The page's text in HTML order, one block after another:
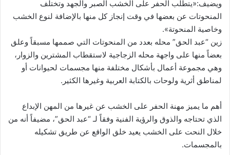
ويضيف:«يتطلب الحفر على الخشب الصبر والجهد وتختلف
المنحوتات عن بعضها في وقت إنجاز كل منها بالإضافة لنوع الخشب
وخاصية المنحوتة».
زين “عبد الحق” محله بعدد من المنحوتات التي صممها مسبقاً وعلق
بعضاً منها على واجهة محله الزجاجية لاستقطاب المشترين والزوار،
وهي مجموعة أعمال بأشكال مختلفة منها مجسمات لحيوانات أو
لمناطق أثرية ولوحات بالكتابة العربية وغيرها الكثير.
أهم ما يميز مهنة الحفر على الخشب عن غيرها من المهن الإبداع
الذي تحتاجه والذوق والرؤية الفنية وفقاً لـ “عبد الحق”، مضيفاً أنه من
خلال النحت على الخشب يعيد خلق الواقع عن طريق تشكيله
بالمجسمات.